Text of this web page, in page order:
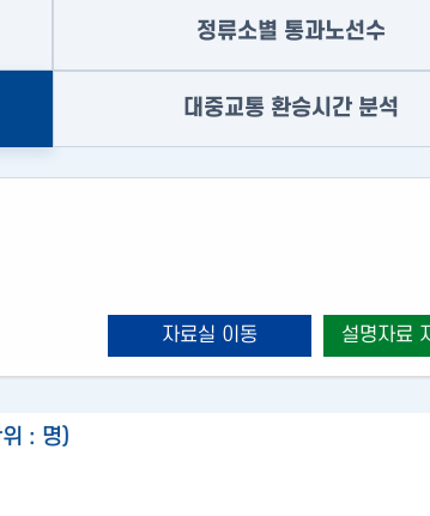
정류소별 통과노선수
대중교통 환승시간 분석
자료실 이동 설명자료
: 명)